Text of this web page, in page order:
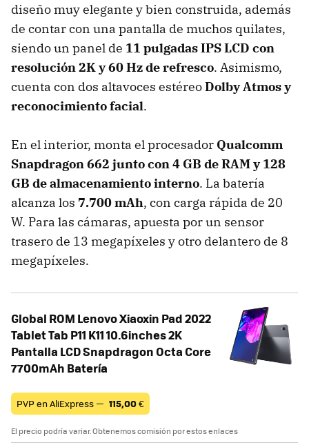
diseño muy elegante y bien construida, además
de contar con una pantalla de muchos quilates,
siendo un panel de 11 pulgadas IPS LCD con
resolución 2K y 60 Hz de refresco. Asimismo,
cuenta con dos altavoces estéreoDolby Atmos y
reconocimiento facial.
En el interior, monta el procesador Qualcomm
Snapdragon 662 junto con 4 GB de RAM y 128
GB de almacenamiento interno. La batería
alcanza los 7.700 mAh, con carga rápida de 20
W. Para las cámaras, apuesta por un sensor
trasero de 13 megapíxeles y otro delantero de 8
megapíxeles.
Global ROM Lenovo Xiaoxin Pad 2022
Tablet Tab P11 K11 10.6inches 2K
Pantalla LCD Snapdragon Octa Core
7700mAh Batería
PVP en AliExpress — 115,00€
El precio podría variar. Obtenemos comisión por estos enlaces